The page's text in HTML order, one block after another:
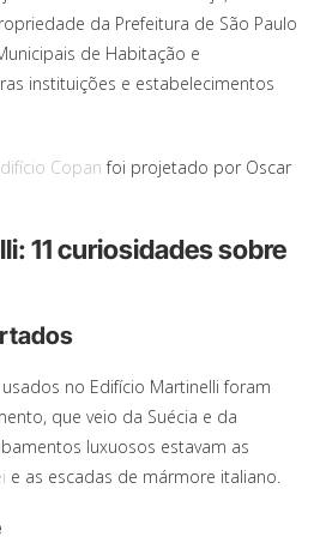
da Prefeitura de São Paulo
de Habitação e
instituições e estabelecimentos
Copan foi projetado por Oscar
11 curiosidades sobre
no Edifício Martinelli foram
que veio da Suécia e da
luxuosos estavam as
e as escadas de mármore italiano.